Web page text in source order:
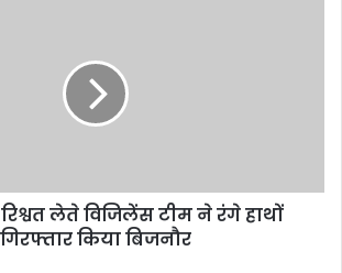
लेते विजिलेंस टीम ने रंगे हाथों
गिरफ्तार किया बिजनौर